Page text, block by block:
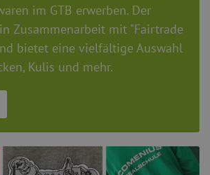
im GTB erwerben. Der
Zusammenarbeit mit "Fairtrade
bietet eine vielfältige Auswahl
Kulis und mehr.